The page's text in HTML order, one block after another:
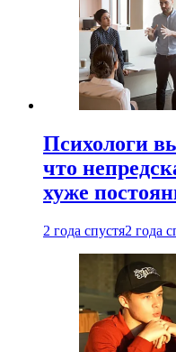
Психологи
что
хуже
2 года спустя2 года